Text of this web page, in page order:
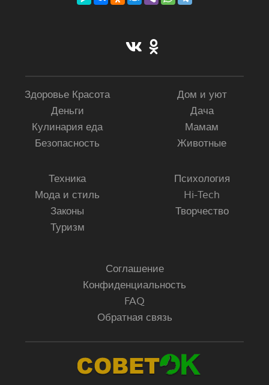
Здоровье Красота
Деньги
Кулинария еда
Безопасность
Дом и уют
Дача
Мамам
Животные
Техника
Мода и стиль
Законы
Туризм
Психология
Hi-Tech
Творчество
Соглашение
Конфиденциальность
FAQ
Обратная связь